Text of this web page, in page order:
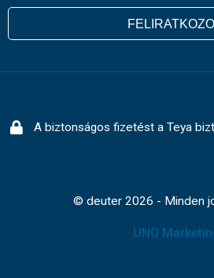
A biztonságos fizetést a Teya
© deuter 2026 - Minden
UNQ